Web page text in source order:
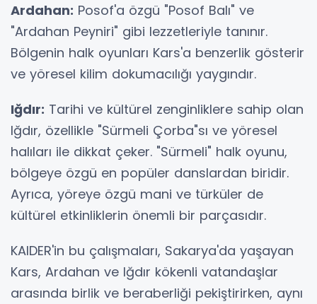
Ardahan: Posof'a özgü "Posof Balı" ve
"Ardahan Peyniri" gibi lezzetleriyle tanınır.
Bölgenin halk oyunları Kars'a benzerlik gösterir
ve yöresel kilim dokumacılığı yaygındır.
Iğdır: Tarihi ve kültürel zenginliklere sahip olan
Iğdır, özellikle "Sürmeli Çorba"sı ve yöresel
halıları ile dikkat çeker. "Sürmeli" halk oyunu,
bölgeye özgü en popüler danslardan biridir.
Ayrıca, yöreye özgü mani ve türküler de
kültürel etkinliklerin önemli bir parçasıdır.
KAIDER'in bu çalışmaları, Sakarya'da yaşayan
Kars, Ardahan ve Iğdır kökenli vatandaşlar
arasında birlik ve beraberliği pekiştirirken, aynı